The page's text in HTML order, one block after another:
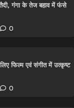
गंगा के तेज बहाव में फंसे
0
फिल्म एवं संगीत में उत्कृष्ट
0